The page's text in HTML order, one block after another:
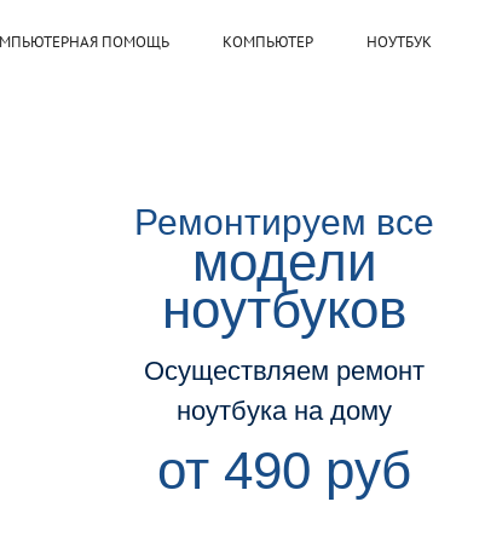
ПОМОЩЬ КОМПЬЮТЕР НОУТБУК
Ремонтируем все
модели
ноутбуков
Осуществляем ремонт
ноутбука на дому
от 490 руб